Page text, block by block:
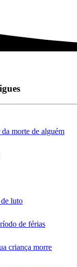
morte de alguém
de luto
de férias
criança morre